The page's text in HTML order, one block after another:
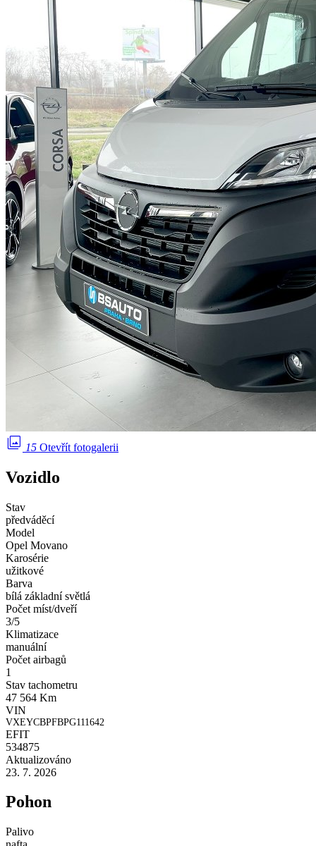
photo_library 15 Otevřít fotogalerii
Vozidlo
Stav
předváděcí
Model
Opel Movano
Karosérie
užitkové
Barva
bílá základní světlá
Počet míst/dveří
3/5
Klimatizace
manuální
Počet airbagů
1
Stav tachometru
47 564 Km
VIN
VXEYCBPFBPG111642
EFIT
534875
Aktualizováno
23. 7. 2026
Pohon
Palivo